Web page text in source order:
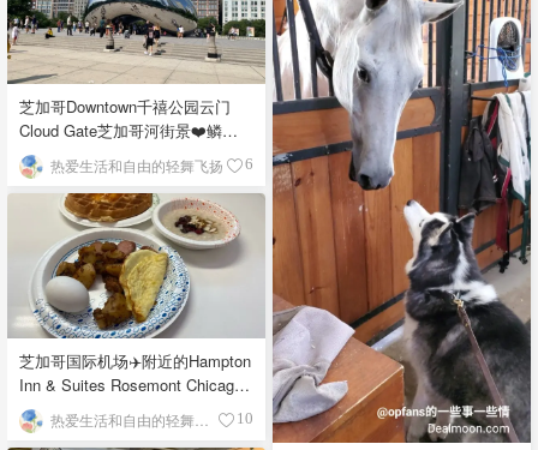
芝加哥Downtown千禧公园云门
Cloud Gate芝加哥河街景❤️鳞次
栉比的高楼
热爱生活和自由的轻舞飞扬 6
芝加哥国际机场✈️附近的Hampton
Inn & Suites Rosemont Chicago
O'Hare自助早餐
10